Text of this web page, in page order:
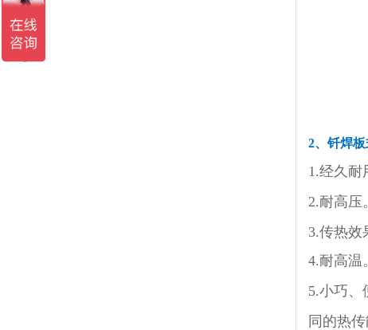
2、钎焊
1.经久耐
2.耐高压
3.传热效
4.耐高温
5.小巧、
同的热